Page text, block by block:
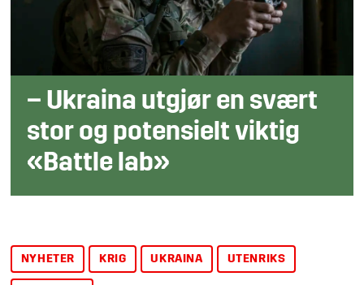
– Ukraina utgjør en svært
stor og potensielt viktig
«Battle lab»
NYHETER KRIG UKRAINA UTENRIKS